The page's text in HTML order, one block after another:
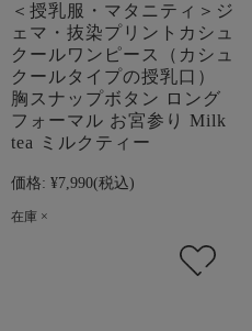
＜授乳服・マタニティ＞ジ
ェマ・抜染プリントカシュ
クールワンピース（カシュ
クールタイプの授乳口）
胸スナップボタン ロング
フォーマル お宮参り Milk
tea ミルクティー
価格: ¥7,990(税込)
在庫 ×